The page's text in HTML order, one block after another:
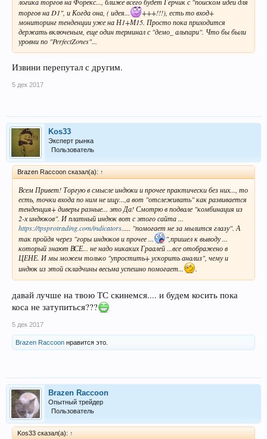
торгов на D1", и Когда она, ( идея...
+++!!!), есть то вход+
мониторинг тенденции уже на Н1+М15. Просто пока приходится
держать включеным, еще один терминал с "демо_ альпари". Что бы были
уровни по "PerfectZones"...
Извини перепутал с другим.
5 дек 2017
Kos33
Эксперт рынка
Пользователь
Brazen Raccoon сказал(а): ↑
Всем Привет! Торгую в смысле индюки и прочее практически без них..., то
есть, точки входа по ним не ищу...,а вот "отслеживать" как развивается
тенденция+ диверы разные... это Да! Смотрю в подвале "комбинация из
2-х индюков". И платный индюк вот с этого сайта ...
https://tpsprotrading.com/indicators..... "помогает не за мылится глазу". А
так пройдя через "горы индюков и прочее ...
",пришел к выводу ...
который знают ВСЕ... не надо никаких Граалей ...все отображено в
ЦЕНЕ. И мы можем только "упростить+ ускорить анализ", чему и
индюк из этой складчины весьма успешно помогает...
.
давай лучше на твою ТС скинемся.... и будем косить пока
коса не затупиться???
5 дек 2017
Brazen Raccoon нравится это.
Brazen Raccoon
Опытный трейдер
Пользователь
Kos33 сказал(а): ↑